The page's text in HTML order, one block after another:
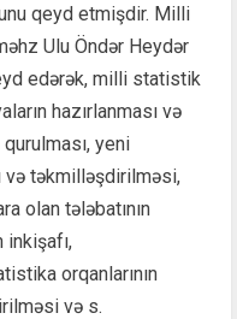
qeyd etmişdir. Milli
Ulu Öndər Heydər
edərək, milli statistik
hazırlanması və
yeni
və təkmilləşdirilməsi,
olan tələbatının
orqanlarının
və s.